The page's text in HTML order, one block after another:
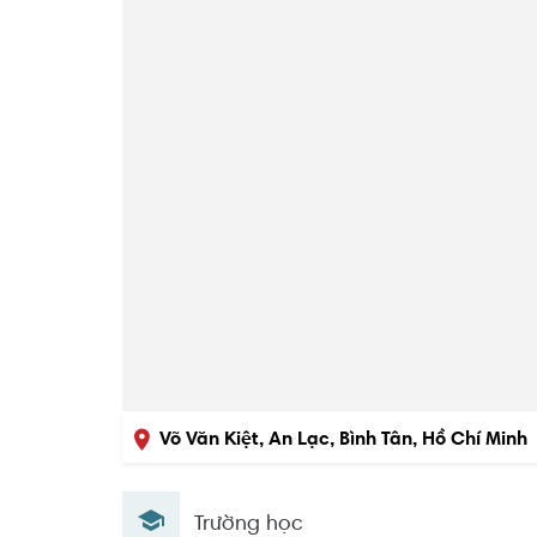
Võ Văn Kiệt, An Lạc, Bình Tân, Hồ Chí Minh
Trường học